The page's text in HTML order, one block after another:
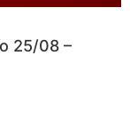
25/08 –